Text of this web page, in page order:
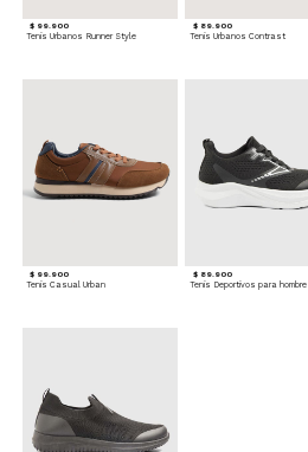
$ 99.900
Tenis Urbanos Runner Style
$ 89.900
Tenis Urbanos Contrast
$ 99.900
Tenis Casual Urban
$ 89.900
Tenis Deportivos para hombre